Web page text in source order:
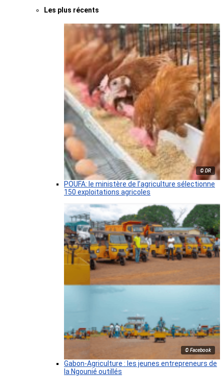
Les plus récents
© DR
POUFA: le ministère de l’agriculture sélectionne
150 exploitations agricoles
© Facebook
Gabon-Agriculture : les jeunes entrepreneurs de
la Ngounié outillés